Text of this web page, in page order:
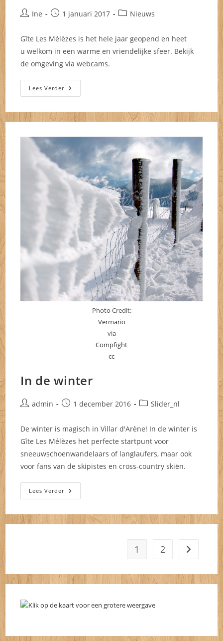
Bericht
Ine
Bericht
op:
1 januari 2017 Berichtcategorie:
Nieuws
Gîte Les Mélèzes is het hele jaar geopend en heet
u welkom in een warme en vriendelijke sfeer. Bekijk
de omgeving via webcams.
Lees VerderHet
Hele
Photo Credit:
Vermario
via
Compfight
cc
In de winter
Bericht
admin
Bericht1 december 2016 Berichtcategorie:
Slider_nl
De winter is magisch in Villar d'Arène! In de winter is
Gîte Les Mélèzes het perfecte startpunt voor
sneeuwschoenwandelaars of langlaufers, maar ook
voor fans van de skipistes en cross-country skiën.
Lees VerderIn
De
1 2 Naar